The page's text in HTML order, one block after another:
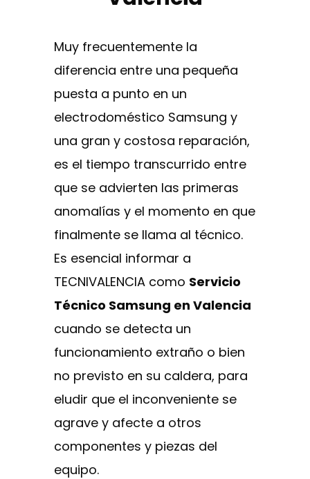
Muy frecuentemente la
diferencia entre una pequeña
puesta a punto en un
electrodoméstico Samsung y
una gran y costosa reparación,
es el tiempo transcurrido entre
que se advierten las primeras
anomalías y el momento en que
finalmente se llama al técnico.
Es esencial informar a
TECNIVALENCIA como Servicio
Técnico Samsung en Valencia
cuando se detecta un
funcionamiento extraño o bien
no previsto en su caldera, para
eludir que el inconveniente se
agrave y afecte a otros
componentes y piezas del
equipo.